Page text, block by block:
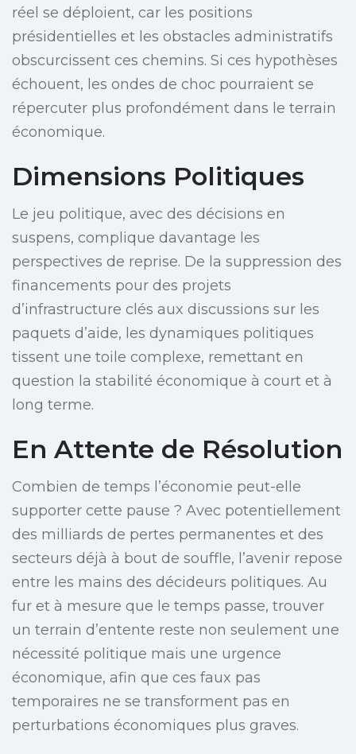
réel se déploient, car les positions
présidentielles et les obstacles administratifs
obscurcissent ces chemins. Si ces hypothèses
échouent, les ondes de choc pourraient se
répercuter plus profondément dans le terrain
économique.
Dimensions Politiques
Le jeu politique, avec des décisions en
suspens, complique davantage les
perspectives de reprise. De la suppression des
financements pour des projets
d’infrastructure clés aux discussions sur les
paquets d’aide, les dynamiques politiques
tissent une toile complexe, remettant en
question la stabilité économique à court et à
long terme.
En Attente de Résolution
Combien de temps l’économie peut-elle
supporter cette pause ? Avec potentiellement
des milliards de pertes permanentes et des
secteurs déjà à bout de souffle, l’avenir repose
entre les mains des décideurs politiques. Au
fur et à mesure que le temps passe, trouver
un terrain d’entente reste non seulement une
nécessité politique mais une urgence
économique, afin que ces faux pas
temporaires ne se transforment pas en
perturbations économiques plus graves.